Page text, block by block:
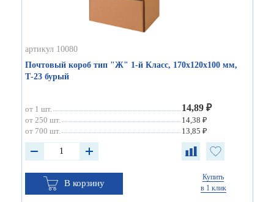
артикул 10080
Почтовый короб тип "Ж" 1-й Класс, 170х120х100 мм,
Т-23 бурый
от 1 шт. 14,89 ₽
от 250 шт.
14,38 ₽
от 700 шт.
13,85 ₽
В корзину
Купить
в 1 клик